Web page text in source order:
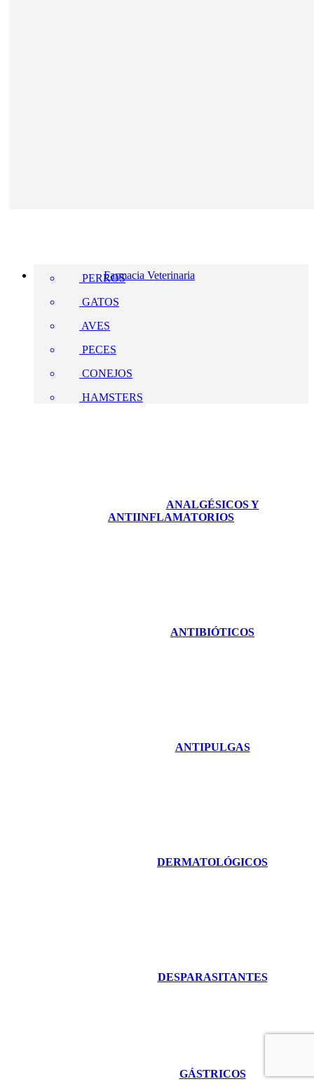
Farmacia Veterinaria
PERROS
GATOS
AVES
PECES
CONEJOS
HAMSTERS
ANALGÉSICOS Y
ANTIINFLAMATORIOS
ANTIBIÓTICOS
ANTIPULGAS
DERMATOLÓGICOS
DESPARASITANTES
GÁSTRICOS